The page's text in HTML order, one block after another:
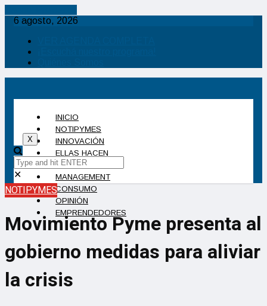
6 agosto, 2026
INICIO
NOTIPYMES
INNOVACIÓN
ELLAS HACEN
INDUSTRIA
MANAGEMENT
CONSUMO
OPINIÓN
EMPRENDEDORES
X
✕
NOTIPYMES
Movimiento Pyme presenta al
gobierno medidas para aliviar
la crisis